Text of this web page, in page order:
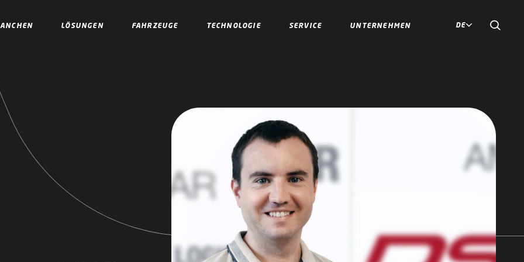
LÖSUNGEN FAHRZEUGE TECHNOLOGIE SERVICE UNTERNEHMEN DE